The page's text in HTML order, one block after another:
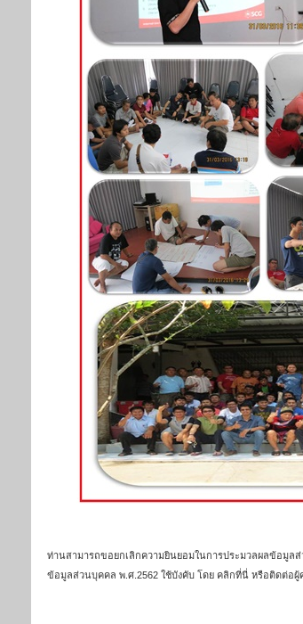
ท่านสามารถขอยกเลิกความยินยอมในการประมวลผลข้อมูล
ข้อมูลส่วนบุคคล พ.ศ.2562 ใช้บังคับ โดย คลิกที่นี่ หรือติดต่อ